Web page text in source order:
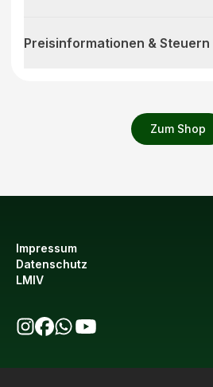
Zum Shop
Preisinformationen & Steuern
Impressum
Datenschutz
LMIV